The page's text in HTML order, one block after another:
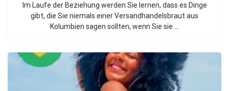
Im Laufe der Beziehung werden Sie lernen, dass es Dinge
gibt, die Sie niemals einer Versandhandelsbraut aus
Kolumbien sagen sollten, wenn Sie sie ...